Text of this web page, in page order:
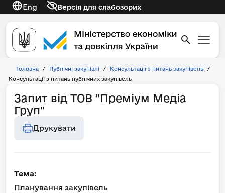
Eng Версія для слабозорих
Головна / Публічні закупівлі / Консультації з питань закупівель
/
Консультації з питань публічних закупівель
Запит від ТОВ "Преміум Медіа
Груп"
Друкувати
Тема:
Планування закупівель